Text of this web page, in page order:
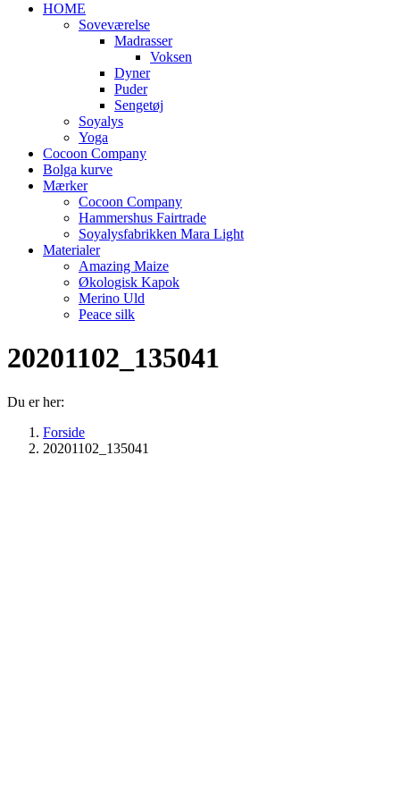
HOME
Soveværelse
Madrasser
Voksen
Dyner
Puder
Sengetøj
Soyalys
Yoga
Cocoon Company
Bolga kurve
Mærker
Cocoon Company
Hammershus Fairtrade
Soyalysfabrikken Mara Light
Materialer
Amazing Maize
Økologisk Kapok
Merino Uld
Peace silk
20201102_135041
Du er her:
Forside
20201102_135041